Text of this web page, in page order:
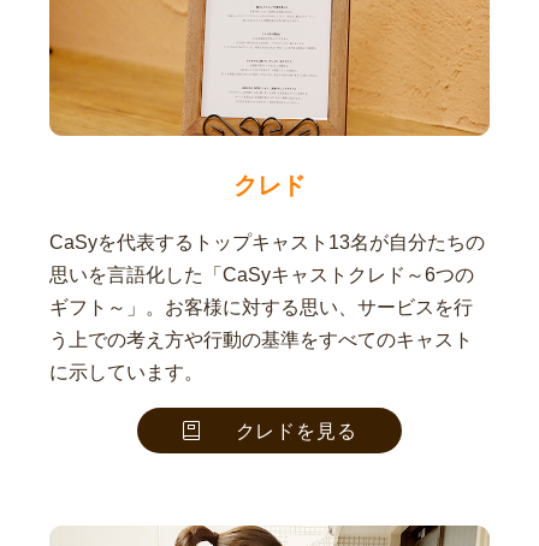
クレド
CaSyを代表するトップキャスト13名が自分たちの
思いを言語化した「CaSyキャストクレド～6つの
ギフト～」。お客様に対する思い、サービスを行
う上での考え方や行動の基準をすべてのキャスト
に示しています。
クレドを見る